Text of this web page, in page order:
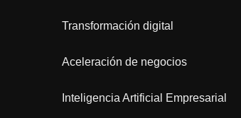
Transformación digital
Aceleración de negocios
Inteligencia Artificial Empresarial